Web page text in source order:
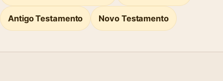
Antigo Testamento Novo Testamento